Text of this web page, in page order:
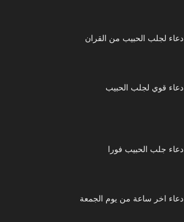
دعاء لجلب الحبيب من القران
دعاء قوي لجلب الحبيب
دعاء جلب الحبيب فورا
دعاء اخر ساعة من يوم الجمعة